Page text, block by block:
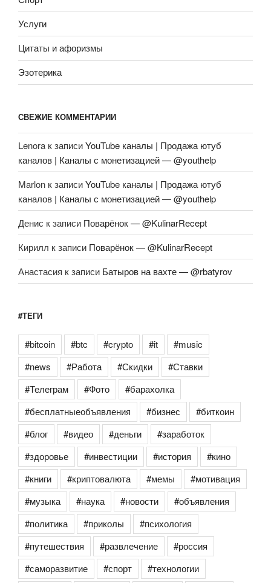
Услуги
Цитаты и афоризмы
Эзотерика
СВЕЖИЕ КОММЕНТАРИИ
Lenora к записиYouTube каналы | Продажа ютуб
каналов | Каналы с монетизацией — @youthelp
Marlon к записиYouTube каналы | Продажа ютуб
каналов | Каналы с монетизацией — @youthelp
Денис к записи Поварёнок — @KulinarRecept
Кирилл к записи Поварёнок — @KulinarRecept
Анастасия к записи Батыров на вахте — @rbatyrov
#ТЕГИ
#bitcoin #btc #crypto #it
#music
#news
#Работа #Скидки
#Ставки
#Телеграм
#Фото
#барахолка
#бесплатныеобъявления
#бизнес
#биткоин
#блог
#видео #деньги
#заработок
#здоровье
#инвестиции #история
#кино
#книги
#криптовалюта #мемы
#мотивация
#музыка
#наука #новости
#объявления
#политика
#приколы
#психология
#путешествия
#развлечение
#россия
#саморазвитие
#спорт
#технологии